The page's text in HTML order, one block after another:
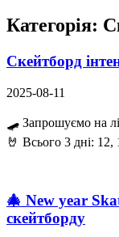
Категорія:
Скейтборд
2025-08-11
🛹 Запрошуємо на
🤘 Всього 3 дні: 12,
🎄 New year
скейтборду